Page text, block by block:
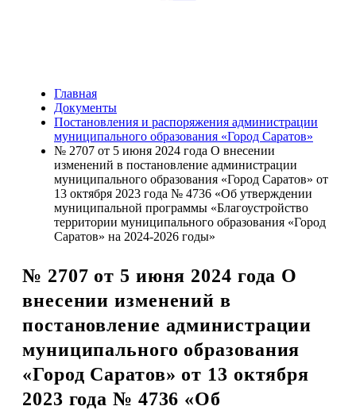
Главная
Документы
Постановления и распоряжения администрации
муниципального образования «Город Саратов»
№ 2707 от 5 июня 2024 года О внесении
изменений в постановление администрации
муниципального образования «Город Саратов» от
13 октября 2023 года № 4736 «Об утверждении
муниципальной программы «Благоустройство
территории муниципального образования «Город
Саратов» на 2024-2026 годы»
№ 2707 от 5 июня 2024 года О
внесении изменений в
постановление администрации
муниципального образования
«Город Саратов» от 13 октября
2023 года № 4736 «Об